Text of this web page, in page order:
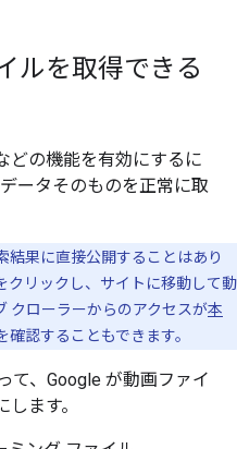
ルを取得できる
どの機能を有効にするに
ータそのものを正常に取
結果に直接公開することはあり
クリックし、サイトに移動して動
クローラーからのアクセスが本
確認することもできます。
て、Google が動画ファイ
ます。